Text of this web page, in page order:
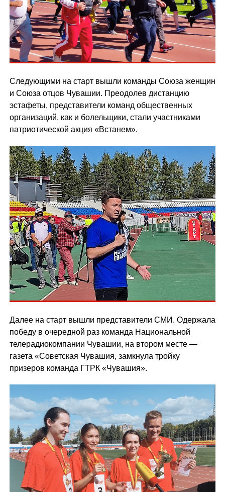
Следующими на старт вышли команды Союза женщин
и Союза отцов Чувашии. Преодолев дистанцию
эстафеты, представители команд общественных
организаций, как и болельщики, стали участниками
патриотической акция «Встанем».
Далее на старт вышли представители СМИ. Одержала
победу в очередной раз команда Национальной
телерадиокомпании Чувашии, на втором месте —
газета «Советская Чувашия, замкнула тройку
призеров команда ГТРК «Чувашия».